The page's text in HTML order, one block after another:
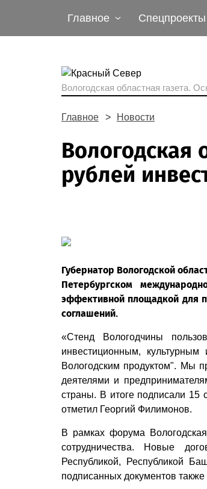
Главное Спецпроекты
Вологодская областная газета.
Главное Новости
Вологодская
рублей
Губернатор Вологодской
Петербургском
эффективной площадкой для
соглашений.
«Стенд Вологодчины
инвестиционным,
Вологодским продуктом". Мы
деятелями и
страны. В итоге подписали
отметил Георгий Филимонов.
В рамках форума
сотрудничества. Новые
Республикой, Республикой
подписанных документов